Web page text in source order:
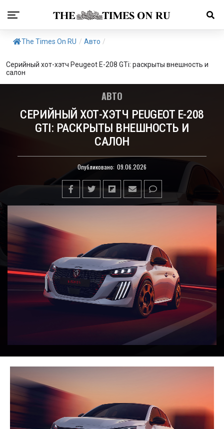
The Times On RU / Авто /
Серийный хот-хэтч Peugeot E-208 GTi: раскрыты внешность и
салон
АВТО
СЕРИЙНЫЙ ХОТ-ХЭТЧ PEUGEOT E-208
GTI: РАСКРЫТЫ ВНЕШНОСТЬ И
САЛОН
Опубликовано: 09.06.2026